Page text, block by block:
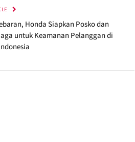
Honda Siapkan Posko dan
untuk Keamanan Pelanggan di